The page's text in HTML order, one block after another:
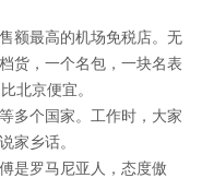
最高的机场免税店。无
货，一个名包，一块名表
北京便宜。
个国家。工作时，大家
家乡话。
罗马尼亚人，态度傲